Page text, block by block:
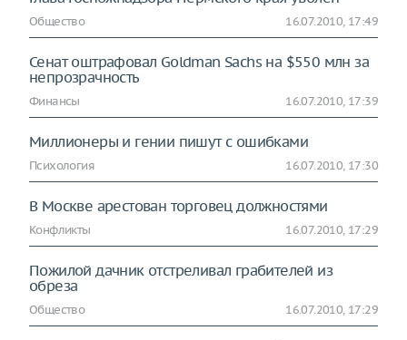
Общество 16.07.2010, 17:49
Сенат оштрафовал Goldman Sachs на $550 млн за
непрозрачность
Финансы 16.07.2010, 17:39
Миллионеры и гении пишут с ошибками
Психология 16.07.2010, 17:30
В Москве арестован торговец должностями
Конфликты 16.07.2010, 17:29
Пожилой дачник отстреливал грабителей из
обреза
Общество 16.07.2010, 17:29